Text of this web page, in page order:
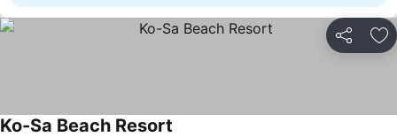
Partilhar
Ko-Sa Beach Resort